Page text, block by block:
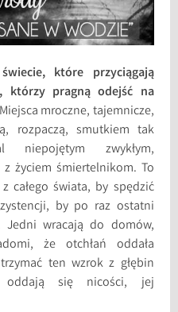
które przyciągają
którzy pragną odejść na
Miejsca mroczne, tajemnicze,
rozpaczą, smutkiem tak
niepojętym zwykłym,
życiem śmiertelnikom. To
całego świata, by spędzić
by po raz ostatni
Jedni wracają do domów,
że otchłań oddała
ten wzrok z głębin
oddają się nicości, jej